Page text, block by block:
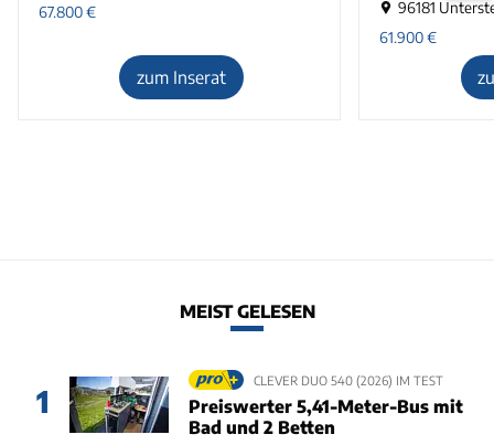
67.800€
zum Inserat
96181
61.900€
MEIST GELESEN
1
CLEVER DUO 540 (2026) IM TEST
Preiswerter 5,41-Meter-Bus mit
Bad und 2 Betten